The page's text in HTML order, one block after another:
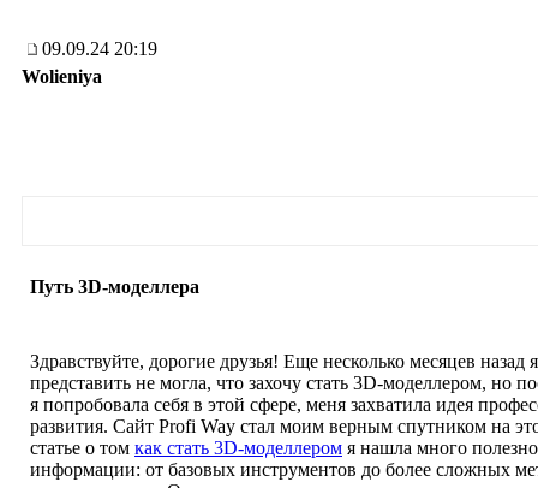
09.09.24 20:19
Wolieniya
Путь 3D-моделлера
Здравствуйте, дорогие друзья! Еще несколько месяцев назад
представить не могла, что захочу стать 3D-моделлером, но
я попробовала себя в этой сфере, меня захватила идея
развития. Сайт Profi Way стал моим верным спутником на
статье о том как стать 3D-моделлером я нашла много
информации: от базовых инструментов до более сложных